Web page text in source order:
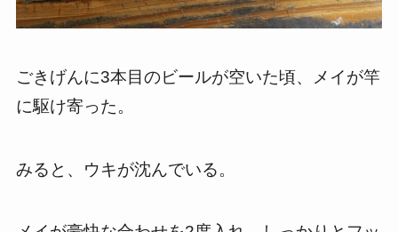
ごきげんに3本目のビールが空いた頃、メイが竿
に駆け寄った。
みると、ウキが沈んでいる。